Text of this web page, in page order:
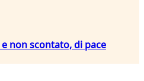
non scontato, di pace